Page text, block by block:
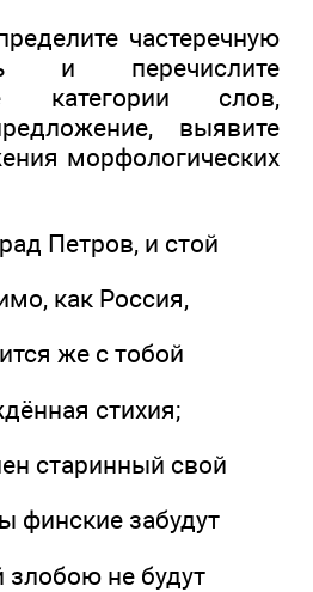
частеречную
и перечислите
категории слов,
выявите
морфологических
Петров, и стой
как Россия,
же с тобой
стихия;
старинный свой
финские забудут
злобою не будут